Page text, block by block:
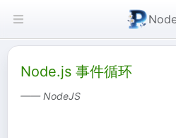
Node.js 事件循环
—— NodeJS